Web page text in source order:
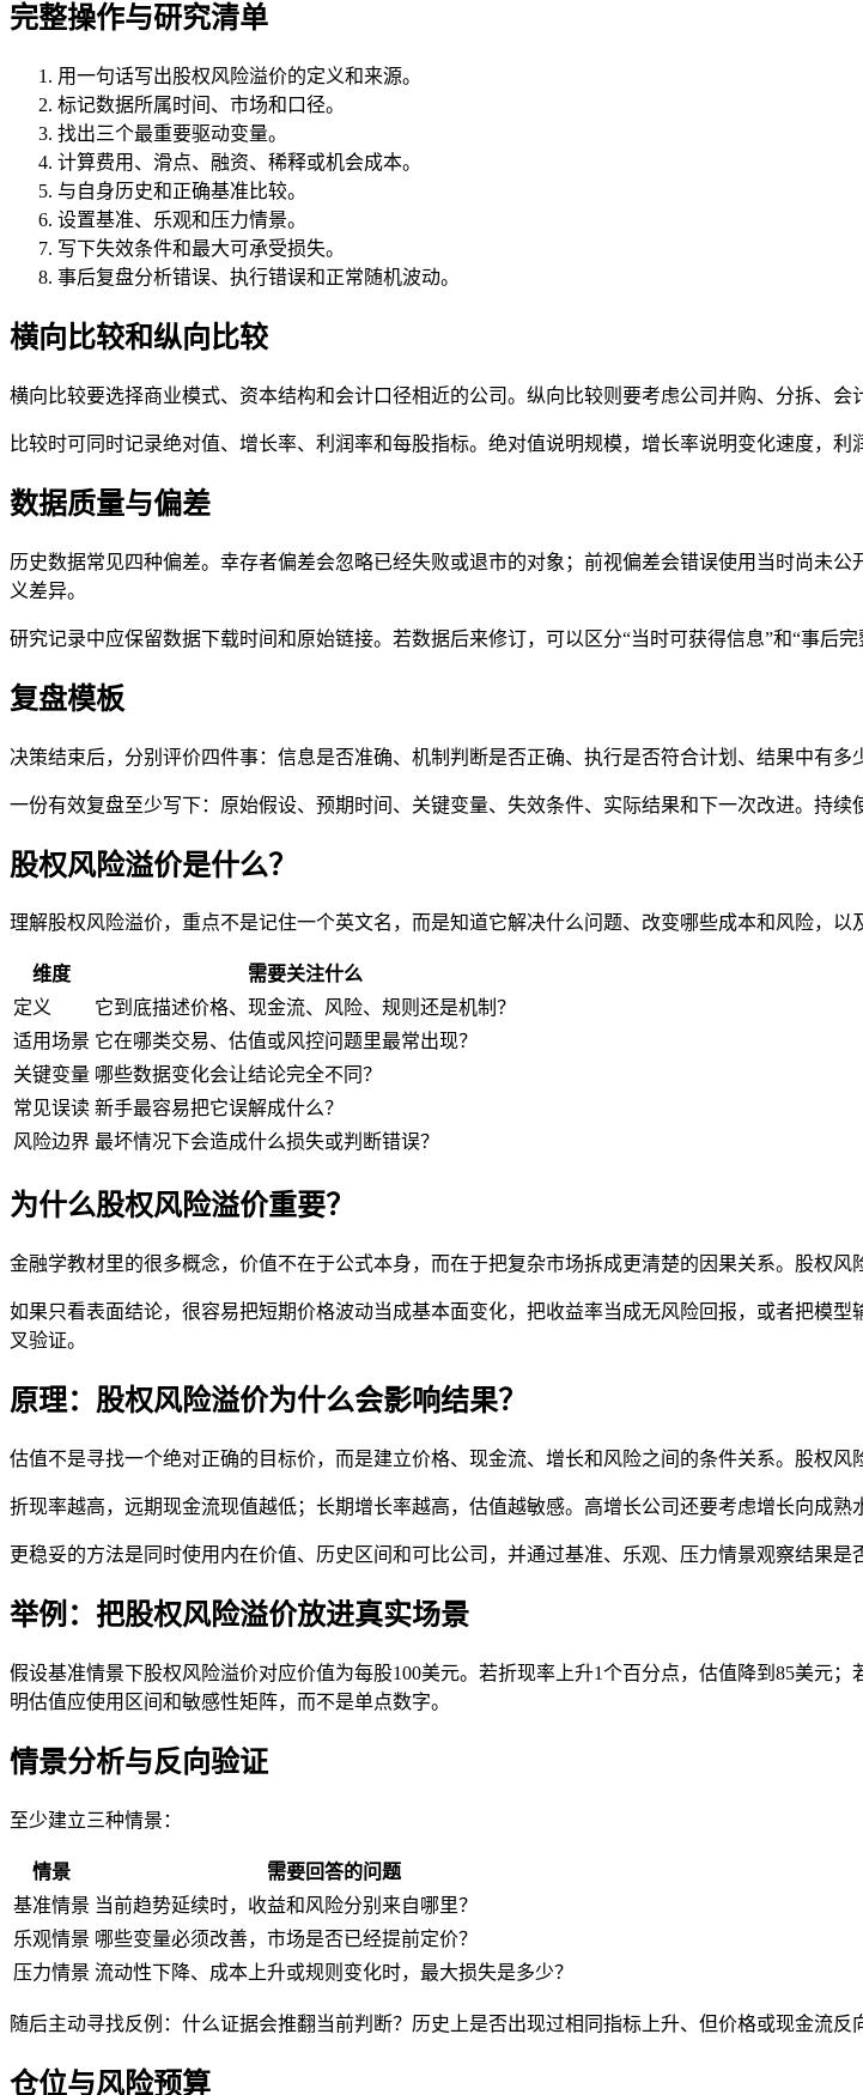
完整操作与研究清单
用一句话写出股权风险溢价的定义和来源。
标记数据所属时间、市场和口径。
找出三个最重要驱动变量。
计算费用、滑点、融资、稀释或机会成本。
与自身历史和正确基准比较。
设置基准、乐观和压力情景。
写下失效条件和最大可承受损失。
事后复盘分析错误、执行错误和正常随机波动。
横向比较和纵向比较
横向比较要选择商业模式、资本结构和会计口径相近的公司。纵向比较则要考虑公司并购、分拆、
比较时可同时记录绝对值、增长率、利润率和每股指标。绝对值说明规模，增长率说明变化速度，利
数据质量与偏差
历史数据常见四种偏差。幸存者偏差会忽略已经失败或退市的对象；前视偏差会错误使用当时尚未
义差异。
研究记录中应保留数据下载时间和原始链接。若数据后来修订，可以区分“当时可获得信息”和“事后
复盘模板
决策结束后，分别评价四件事：信息是否准确、机制判断是否正确、执行是否符合计划、结果中有
一份有效复盘至少写下：原始假设、预期时间、关键变量、失效条件、实际结果和下一次改进。持续
股权风险溢价是什么？
理解股权风险溢价，重点不是记住一个英文名，而是知道它解决什么问题、改变哪些成本和风险，以
维度
需要关注什么
定义
它到底描述价格、现金流、风险、规则还是机制？
适用场景 它在哪类交易、估值或风控问题里最常出现？
关键变量 哪些数据变化会让结论完全不同？
常见误读 新手最容易把它误解成什么？
风险边界 最坏情况下会造成什么损失或判断错误？
为什么股权风险溢价重要？
金融学教材里的很多概念，价值不在于公式本身，而在于把复杂市场拆成更清楚的因果关系。股权
如果只看表面结论，很容易把短期价格波动当成基本面变化，把收益率当成无风险回报，或者把模
叉验证。
原理：股权风险溢价为什么会影响结果？
估值不是寻找一个绝对正确的目标价，而是建立价格、现金流、增长和风险之间的条件关系。股权风
折现率越高，远期现金流现值越低；长期增长率越高，估值越敏感。高增长公司还要考虑增长向成熟
更稳妥的方法是同时使用内在价值、历史区间和可比公司，并通过基准、乐观、压力情景观察结果是
举例：把股权风险溢价放进真实场景
假设基准情景下股权风险溢价对应价值为每股100美元。若折现率上升1个百分点，估值降到85美元
明估值应使用区间和敏感性矩阵，而不是单点数字。
情景分析与反向验证
至少建立三种情景：
情景
需要回答的问题
基准情景 当前趋势延续时，收益和风险分别来自哪里？
乐观情景 哪些变量必须改善，市场是否已经提前定价？
压力情景 流动性下降、成本上升或规则变化时，最大损失是多少？
随后主动寻找反例：什么证据会推翻当前判断？历史上是否出现过相同指标上升、但价格或现金流反
仓位与风险预算